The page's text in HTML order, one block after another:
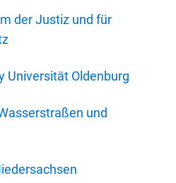
der Justiz und für
Universität Oldenburg
und